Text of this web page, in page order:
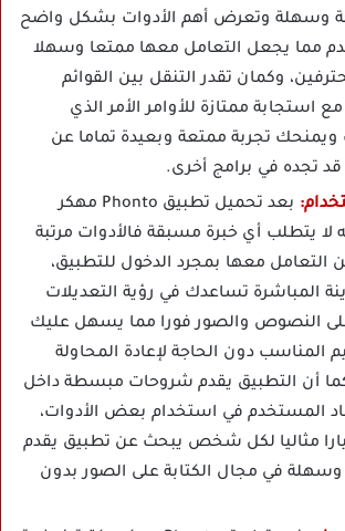
وسهلة وتعرض أهم الأدوات بشكل واضح
مما يجعل التعامل معها ممتعا وسهلا
وكمان تقدر التنقل بين القوائم
استجابة ممتازة للأوامر الأمر الذي
تجربة ممتعة وبعيدة تماما عن
قد تجده في برامج أخرى.
بعد تحميل تطبيق Phonto مهكر
يتطلب أي خبرة مسبقة فالأدوات مرتبة
التعامل معها بمجرد الدخول للتطبيق،
المباشرة تساعدك في رؤية التعديلات
على النصوص والصور فورا مما يسهل عليك
المناسب دون الحاجة لإعادة المحاولة
كما أن التطبيق يقدم شروحات مبسطة داخل
المستخدم في استخدام بعض الأدوات،
مثاليا لكل شخص يبحث عن تطبيق يقدم
وسهلة في مجال الكتابة على الصور بدون